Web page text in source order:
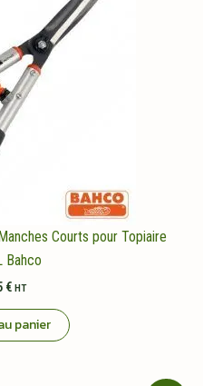
Courts pour Topiaire
Bahco
€ HT
panier